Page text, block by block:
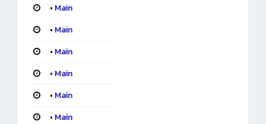
• Main
• Main
• Main
• Main
• Main
• Main